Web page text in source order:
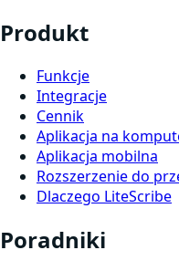
Produkt
Funkcje
Integracje
Cennik
Aplikacja na
Aplikacja mobilna
Rozszerzenie do
Dlaczego LiteScribe
Poradniki